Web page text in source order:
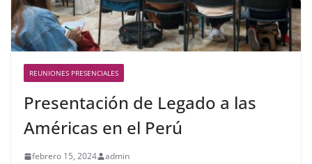
REUNIONES PRESENCIALES
Presentación de Legado a las
Américas en el Perú
febrero 15, 2024 admin